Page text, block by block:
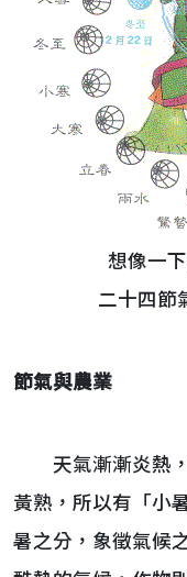
想像一
二十四節
節氣與農業
天氣漸漸炎熱，
黃熟，所以有「小
暑之分，象徵氣候